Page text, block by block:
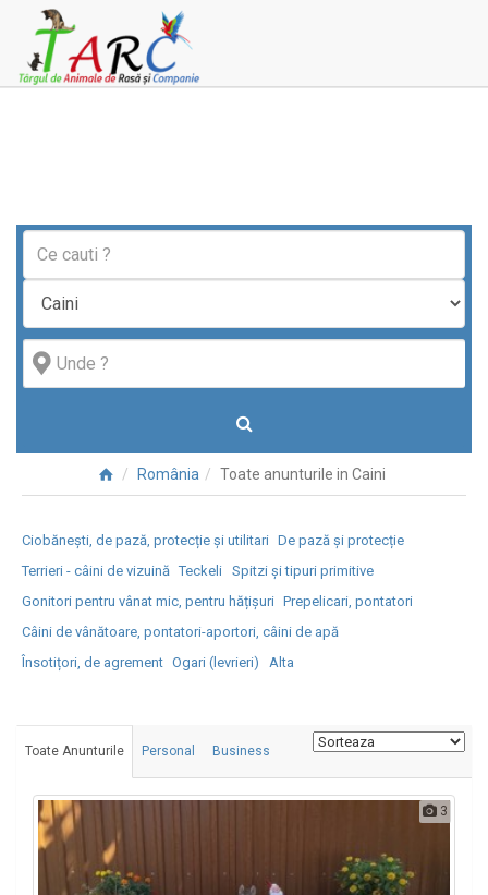
România Toate anunturile in Caini
Ciobănești, de pază, protecție și utilitari De pază și protecție
Terrieri - câini de vizuină Teckeli Spitzi și tipuri primitive
Gonitori pentru vânat mic, pentru hățișuri Prepelicari, pontatori
Câini de vânătoare, pontatori-aportori, câini de apă
Însotițori, de agrement Ogari (levrieri) Alta
Toate Anunturile Personal Business
3